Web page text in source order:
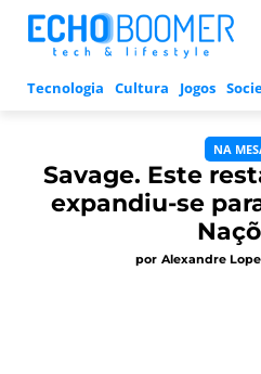
Tecnologia Cultura Jogos
NA
Savage. Este
expandiu-se
por Alexandre